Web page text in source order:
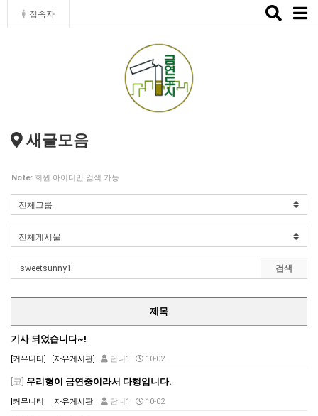
접속자
Toggle
새글모음
Note: 회원 아이디만 검색 가능
검색
제목
기사 되었습니다~!
[커뮤니티] [자유게시판] 단니1 10-02
[코] 우리형이 금연중이라서 다행입니다.
[커뮤니티] [자유게시판] 단니1 10-02